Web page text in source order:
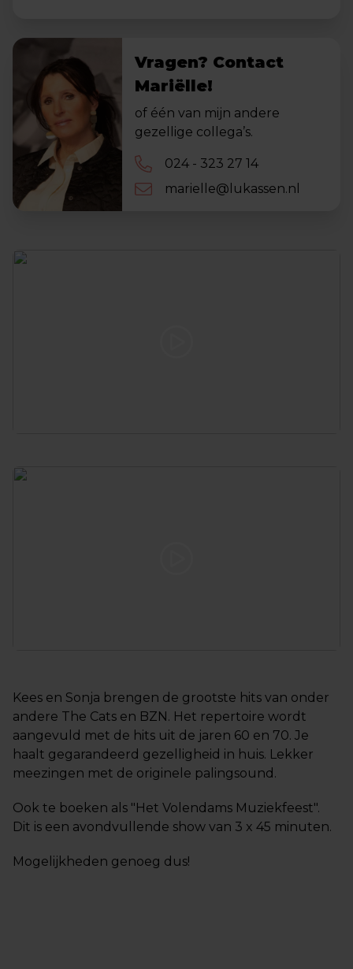
Vragen? Contact
Mariëlle!
of één van mijn andere
gezellige collega’s.
024 - 323 27 14
marielle@lukassen.nl
Kees en Sonja brengen de grootste hits van onder
andere The Cats en BZN. Het repertoire wordt
aangevuld met de hits uit de jaren 60 en 70. Je
haalt gegarandeerd gezelligheid in huis. Lekker
meezingen met de originele palingsound.
Ook te boeken als "Het Volendams Muziekfeest".
Dit is een avondvullende show van 3 x 45 minuten.
Mogelijkheden genoeg dus!